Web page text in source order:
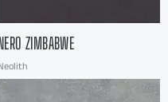
ZIMBABWE